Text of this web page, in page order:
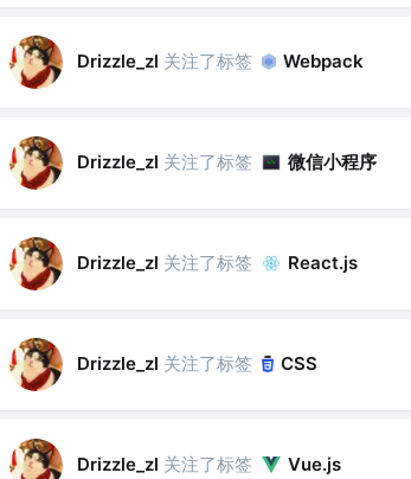
Drizzle_zl 关注了标签 Webpack
Drizzle_zl 关注了标签 微信小程序
Drizzle_zl 关注了标签 React.js
Drizzle_zl 关注了标签 CSS
Drizzle_zl 关注了标签 Vue.js